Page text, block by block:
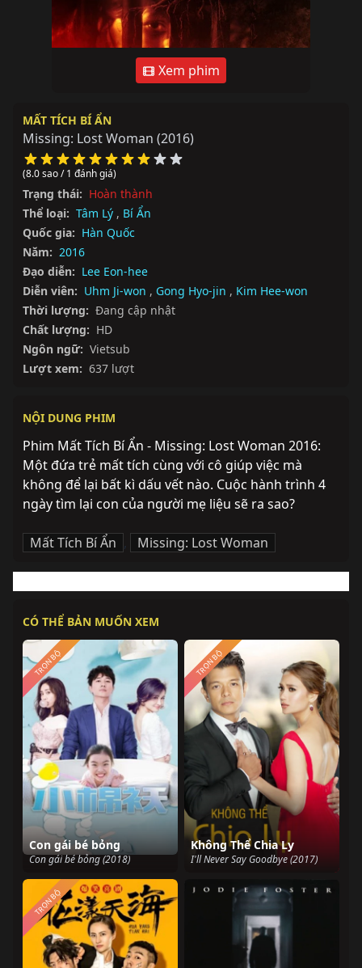
Xem phim
MẤT TÍCH BÍ ẨN
Missing: Lost Woman (2016)
(8.0 sao / 1 đánh giá)
Trạng thái: Hoàn thành
Thể loại: Tâm Lý , Bí Ẩn
Quốc gia: Hàn Quốc
Năm: 2016
Đạo diễn: Lee Eon-hee
Diễn viên: Uhm Ji-won , Gong Hyo-jin , Kim Hee-won
Thời lượng: Đang cập nhật
Chất lượng: HD
Ngôn ngữ: Vietsub
Lượt xem: 637 lượt
NỘI DUNG PHIM
Phim Mất Tích Bí Ẩn - Missing: Lost Woman 2016:
Một đứa trẻ mất tích cùng với cô giúp việc mà
không để lại bất kì dấu vết nào. Cuộc hành trình 4
ngày tìm lại con của người mẹ liệu sẽ ra sao?
Mất Tích Bí Ẩn , Missing: Lost Woman
CÓ THỂ BẢN MUỐN XEM
Con gái bé bỏng
Con gái bé bỏng (2018)
TRỌN BỘ
Không Thể Chia Ly
I'll Never Say Goodbye (2017)
TRỌN BỘ
TRỌN BỘ